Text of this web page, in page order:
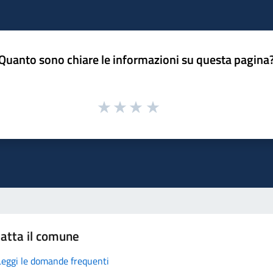
sono chiare le informazioni su questa
il comune
le domande frequenti